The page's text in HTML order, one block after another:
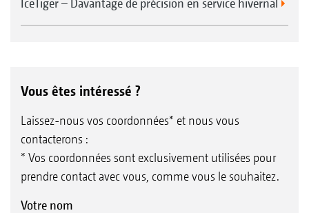
Vous êtes intéressé ?
Laissez-nous vos coordonnées* et nous vous
contacterons :
* Vos coordonnées sont exclusivement utilisées pour
prendre contact avec vous, comme vous le souhaitez.
Votre nom